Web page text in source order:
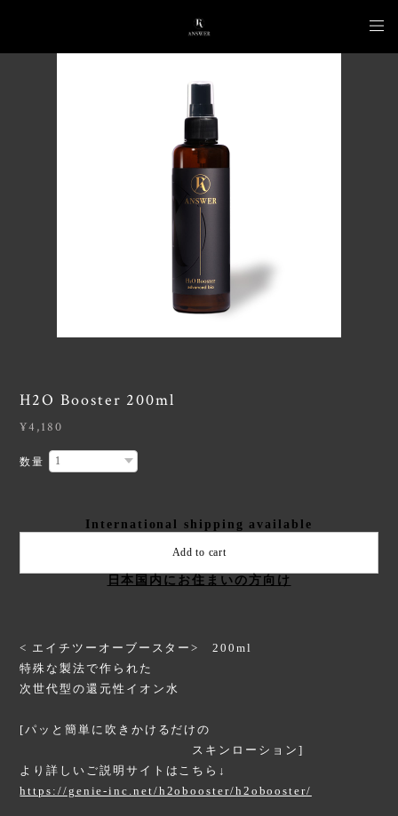
H2O Booster 200ml
¥4,180
数量
International shipping available
Add to cart
日本国内にお住まいの方向け
< エイチツーオーブースター> 200ml
特殊な製法で作られた
次世代型の還元性イオン水
[パッと簡単に吹きかけるだけの
スキンローション]
より詳しいご説明サイトはこちら↓
https://genie-inc.net/h2obooster/h2obooster/